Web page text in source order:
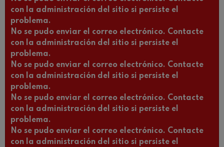
con la administración del sitio si persiste el
problema.
No se pudo enviar el correo electrónico. Contacte
con la administración del sitio si persiste el
problema.
No se pudo enviar el correo electrónico. Contacte
con la administración del sitio si persiste el
problema.
No se pudo enviar el correo electrónico. Contacte
con la administración del sitio si persiste el
problema.
No se pudo enviar el correo electrónico. Contacte
con la administración del sitio si persiste el